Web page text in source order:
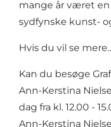
mange år været
sydfynske kunst-
Hvis du vil se
Kan du besøge
Ann-Kerstina
dag fra kl. 12.00 -
Ann-Kerstina